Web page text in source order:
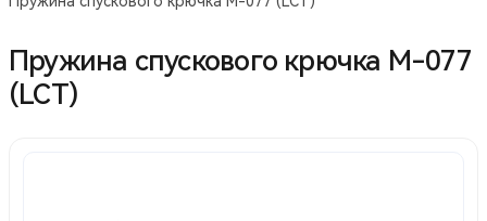
Пружина спускового крючка M-077
(LCT)